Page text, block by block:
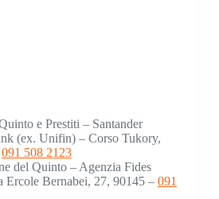
e Prestiti – Santander
(ex. Unifin) – Corso Tukory,
091 508 2123
del Quinto – Agenzia Fides
Ercole Bernabei, 27, 90145 – 091